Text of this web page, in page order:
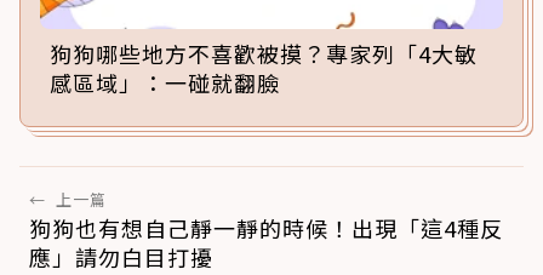
狗狗哪些地方不喜歡被摸？專家列「4大敏
感區域」：一碰就翻臉
← 上一篇
狗狗也有想自己靜一靜的時候！出現「這4種反
應」請勿白目打擾